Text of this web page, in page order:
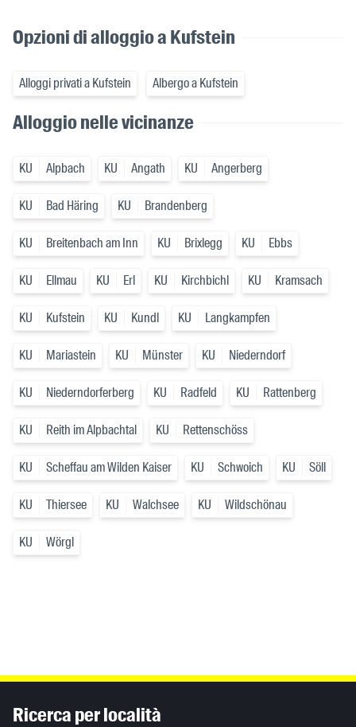
Opzioni di alloggio a Kufstein
Alloggi privati a Kufstein Albergo a Kufstein
Alloggio nelle vicinanze
KU Alpbach KU Angath KU Angerberg
KU Bad Häring KU Brandenberg
KU Breitenbach am Inn KU Brixlegg KU Ebbs
KU Ellmau KU Erl KU Kirchbichl KU Kramsach
KU Kufstein KU Kundl KU Langkampfen
KU Mariastein KU Münster KU Niederndorf
KU Niederndorferberg KU Radfeld KU Rattenberg
KU Reith im Alpbachtal KU Rettenschöss
KU Scheffau am Wilden Kaiser KU Schwoich KU Söll
KU Thiersee KU Walchsee KU Wildschönau
KU Wörgl
Ricerca per località